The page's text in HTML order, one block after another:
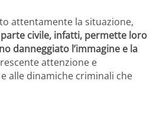
attentamente la situazione,
civile, infatti, permette loro
danneggiato l’immagine e la
attenzione e
alle dinamiche criminali che